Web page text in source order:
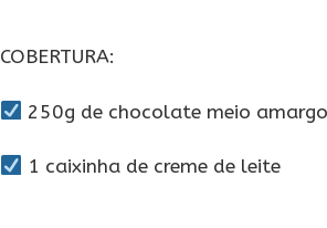
COBERTURA:
250g de chocolate meio
1 caixinha de creme de leite